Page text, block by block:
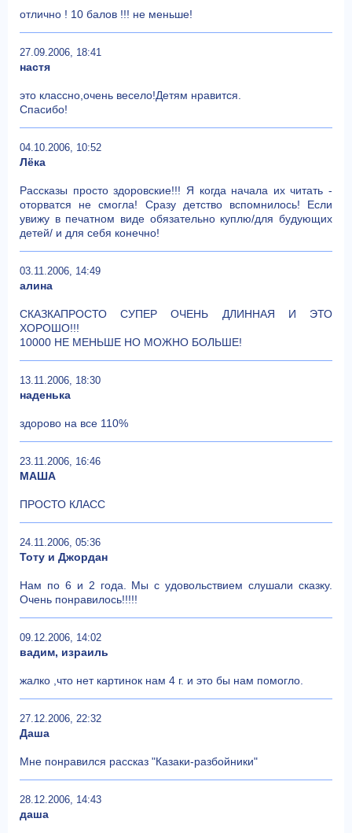
отлично ! 10 балов !!! не меньше!
27.09.2006, 18:41
настя
это классно,очень весело!Детям нравится.
Спасибо!
04.10.2006, 10:52
Лёка
Рассказы просто здоровские!!! Я когда начала их читать -
оторватся не смогла! Сразу детство вспомнилось! Если
увижу в печатном виде обязательно куплю/для будующих
детей/ и для себя конечно!
03.11.2006, 14:49
алина
СКАЗКАПРОСТО СУПЕР ОЧЕНЬ ДЛИННАЯ И ЭТО
ХОРОШО!!!
10000 НЕ МЕНЬШЕ НО МОЖНО БОЛЬШЕ!
13.11.2006, 18:30
наденька
здорово на все 110%
23.11.2006, 16:46
МАША
ПРОСТО КЛАСС
24.11.2006, 05:36
Тоту и Джордан
Нам по 6 и 2 года. Мы с удовольствием слушали сказку.
Очень понравилось!!!!!
09.12.2006, 14:02
вадим, израиль
жалко ,что нет картинок нам 4 г. и это бы нам помогло.
27.12.2006, 22:32
Даша
Мне понравился рассказ "Казаки-разбойники"
28.12.2006, 14:43
даша